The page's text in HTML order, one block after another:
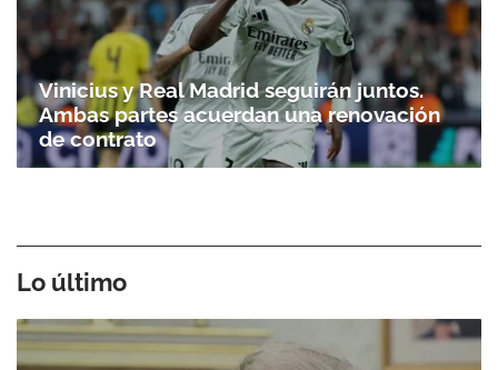
Vinicius y Real Madrid seguirán juntos.
Ambas partes acuerdan una renovación
de contrato
Lo último